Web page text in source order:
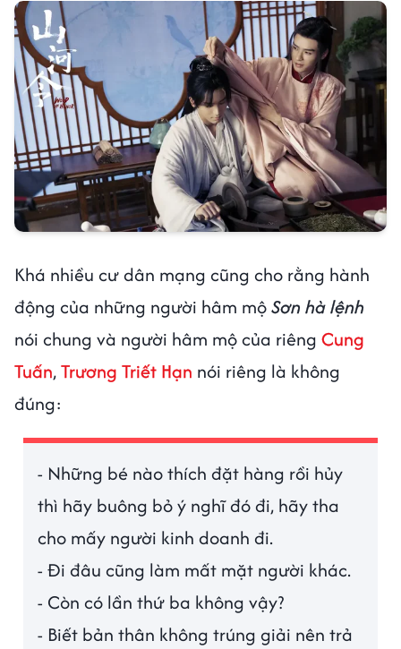
Khá nhiều cư dân mạng cũng cho rằng hành
động của những người hâm mộSơn hà lệnh
nói chung và người hâm mộ của riêng Cung
Tuấn,Trương Triết Hạn nói riêng là không
đúng:
- Những bé nào thích đặt hàng rồi hủy
thì hãy buông bỏ ý nghĩ đó đi, hãy tha
cho mấy người kinh doanh đi.
- Đi đâu cũng làm mất mặt người khác.
- Còn có lần thứ ba không vậy?
- Biết bản thân không trúng giải nên trả